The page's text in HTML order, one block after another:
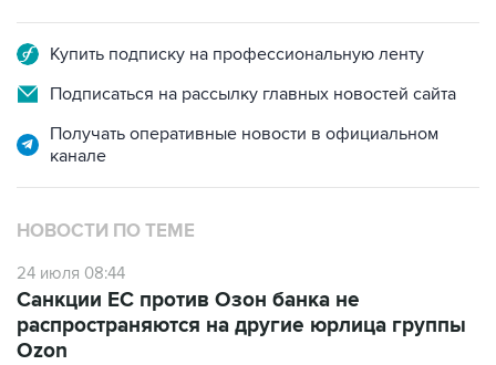
Купить подписку на профессиональную ленту
Подписаться на рассылку главных новостей сайта
Получать оперативные новости в официальном
канале
НОВОСТИ ПО ТЕМЕ
24 июля 08:44
Санкции ЕС против Озон банка не
распространяются на другие юрлица группы
Ozon